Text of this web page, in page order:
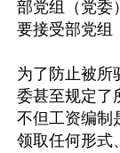
部党组（党委
要接受部党组
为了防止被所
委甚至规定了
不但工资编制
领取任何形式